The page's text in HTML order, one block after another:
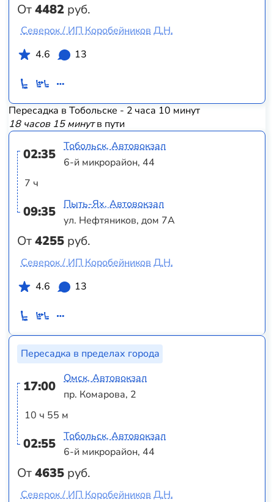
От4482 руб.
Северок / ИП Коробейников Д.Н.
4.6
13
Пересадка в Тобольске - 2 часа 10 минут
18 часов 15 минутв пути
02:35
7 ч
09:35
От4255 руб.
Тобольск, Автовокзал
6-й микрорайон, 44
Пыть-Ях, Автовокзал
ул. Нефтяников, дом 7А
Северок / ИП Коробейников Д.Н.
4.6
13
Пересадка в пределах города
17:00
10 ч 55 м
02:55
От4635 руб.
Омск, Автовокзал
пр. Комарова, 2
Тобольск, Автовокзал
6-й микрорайон, 44
Северок / ИП Коробейников Д.Н.